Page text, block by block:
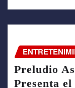
Preludio
Presenta